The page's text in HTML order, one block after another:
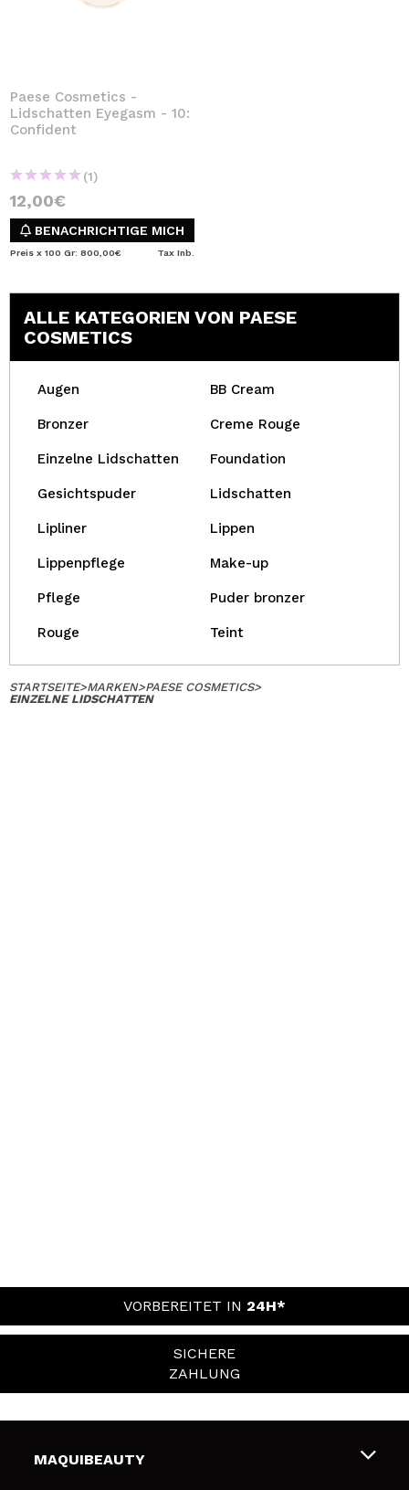
Paese Cosmetics -
Lidschatten Eyegasm - 10:
Confident
(1)
12,00€
BENACHRICHTIGE MICH
Preis x 100 Gr: 800,00€ Tax Inb.
ALLE KATEGORIEN VON PAESE
COSMETICS
Augen BB Cream
Bronzer Creme Rouge
Einzelne Lidschatten Foundation
Gesichtspuder Lidschatten
Lipliner Lippen
Lippenpflege Make-up
Pflege Puder bronzer
Rouge Teint
STARTSEITE>MARKEN>PAESE COSMETICS>
EINZELNE LIDSCHATTEN
VORBEREITET IN 24H*
SICHERE
ZAHLUNG
MAQUIBEAUTY